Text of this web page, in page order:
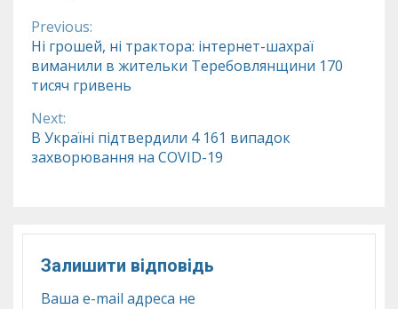
Continue
Reading
Previous:
Ні грошей, ні трактора: інтернет-шахраї
виманили в жительки Теребовлянщини 170
тисяч гривень
Next:
В Україні підтвердили 4 161 випадок
захворювання на COVID-19
Залишити відповідь
Ваша e-mail адреса не